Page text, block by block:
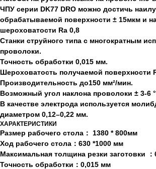
ЧПУ серии DK77 DRO можно достичь
обрабатываемой поверхности ± 15мкм и
шероховатости Ra 0,8
Станки струйного типа с многократным
проволоки.
Точность обработки 0,015 мм.
Шероховатость получаемой поверхности
Производительность до150 мм²/мин.
Возможный угол наклона проволоки ± 3-6
В качестве электрода используется
диаметром 0,12–0,22 мм.
ХАРАКТЕРИСТИКИ
Размер рабочего стола： 1380 * 800мм
Ход рабочего стола：630 *1000 мм
Максимальная толщина резки заготовки
Точность обработки：0,015 мм